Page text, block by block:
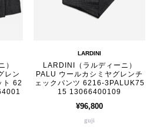
）
レン
ト 62
LARDINI
LARDINI（ラルディーニ）
PALU ウールカシミヤグレンチ
ェックパンツ 6216-3PALUK75
15 13066400109
¥96,800
guji